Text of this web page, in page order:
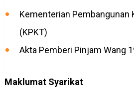
Kementerian Pembangunan
(KPKT)
Akta Pemberi Pinjam Wang
Maklumat Syarikat